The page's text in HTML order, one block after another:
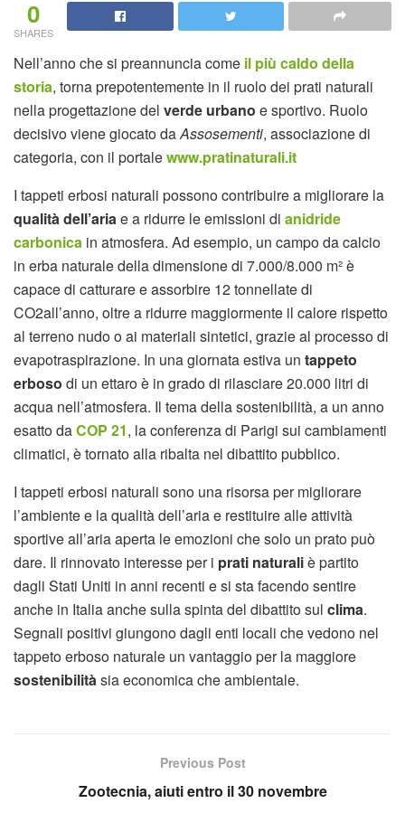
0
SHARES
Nell’anno che si preannuncia come il più caldo della
storia, torna prepotentemente in il ruolo dei prati naturali
nella progettazione del verde urbano e sportivo. Ruolo
decisivo viene giocato daAssosementi, associazione di
categoria, con il portalewww.pratinaturali.it
I tappeti erbosi naturali possono contribuire a migliorare la
qualità dell’ariae a ridurre le emissioni di anidride
carbonica in atmosfera. Ad esempio, un campo da calcio
in erba naturale della dimensione di 7.000/8.000 m² è
capace di catturare e assorbire 12 tonnellate di
CO2all’anno, oltre a ridurre maggiormente il calore rispetto
al terreno nudo o ai materiali sintetici, grazie al processo di
evapotraspirazione. In una giornata estiva un tappeto
erboso di un ettaro è in grado di rilasciare 20.000 litri di
acqua nell’atmosfera. Il tema della sostenibilità, a un anno
esatto daCOP 21, la conferenza di Parigi sui cambiamenti
climatici, è tornato alla ribalta nel dibattito pubblico.
I tappeti erbosi naturali sono una risorsa per migliorare
l’ambiente e la qualità dell’aria e restituire alle attività
sportive all’aria aperta le emozioni che solo un prato può
dare. Il rinnovato interesse per i prati naturaliè partito
dagli Stati Uniti in anni recenti e si sta facendo sentire
anche in Italia anche sulla spinta del dibattito sul clima.
Segnali positivi giungono dagli enti locali che vedono nel
tappeto erboso naturale un vantaggio per la maggiore
sostenibilitàsia economica che ambientale.
Previous Post
Zootecnia, aiuti entro il 30 novembre